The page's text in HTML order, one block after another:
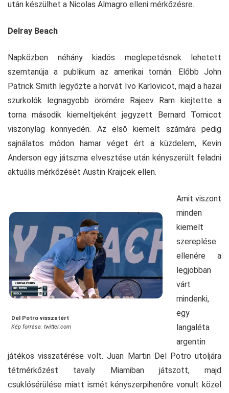
után készülhet a Nicolas Almagro elleni mérkőzésre.
Delray Beach
Napközben néhány kiadós meglepetésnek lehetett
szemtanúja a publikum az amerikai tornán. Előbb John
Patrick Smith legyőzte a horvát Ivo Karlovicot, majd a hazai
szurkolók legnagyobb örömére Rajeev Ram kiejtette a
torna második kiemeltjeként jegyzett Bernard Tomicot
viszonylag könnyedén. Az első kiemelt számára pedig
sajnálatos módon hamar véget ért a küzdelem, Kevin
Anderson egy játszma elvesztése után kényszerült feladni
aktuális mérkőzését Austin Kraijcek ellen.
Del Potro visszatért
Kép forrása: twitter.com
Amit viszont
minden
kiemelt
szereplése
ellenére a
legjobban
várt
mindenki,
egy
langaléta
argentin
játékos visszatérése volt. Juan Martin Del Potro utoljára
tétmérkőzést tavaly Miamiban játszott, majd
csuklósérülése miatt ismét kényszerpihenőre vonult közel